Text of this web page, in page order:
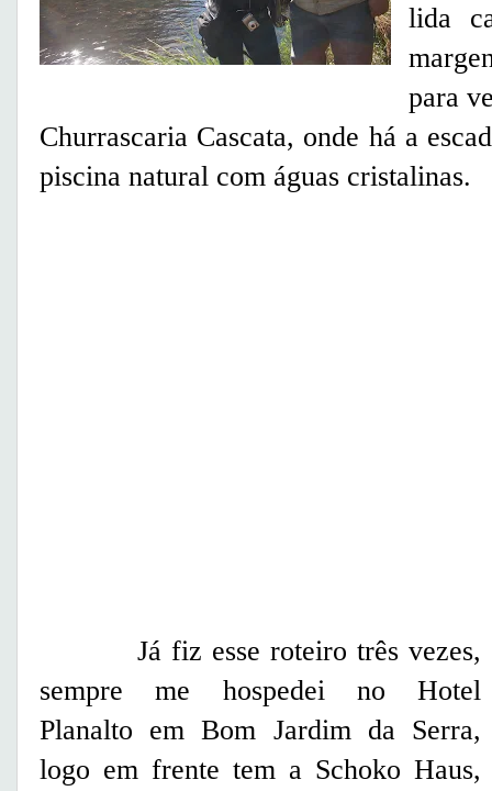
lida
para
Churrascaria Cascata, onde há a
piscina natural com águas cristalinas.
Já fiz esse roteiro três vezes,
sempre me hospedei no Hotel
Planalto em Bom Jardim da Serra,
logo em frente tem a Schoko Haus,